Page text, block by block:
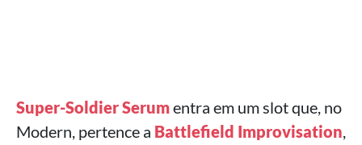
Super-Soldier Serumentra em um slot que, no
Modern, pertence a Battlefield Improvisation,